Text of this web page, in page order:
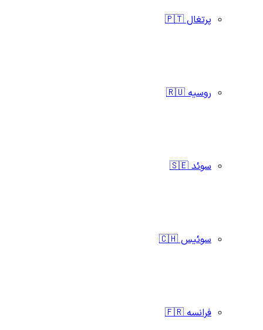
پرتغال 🇵🇹
روسیه 🇷🇺
سوئد 🇸🇪
سوئیس 🇨🇭
فرانسه 🇫🇷